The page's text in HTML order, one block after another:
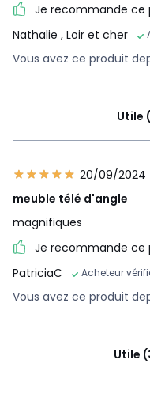
Je recommande ce
Nathalie , Loir et cher
Vous avez ce produit
Utile
20/09/2024
meuble télé d'angle
magnifiques
Je recommande ce
PatriciaC
Acheteur
Vous avez ce produit
Utile